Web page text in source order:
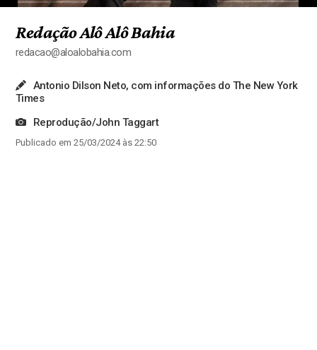
Redação Alô Alô Bahia
redacao@aloalobahia.com
Antonio Dilson Neto, com informações do The New York
Times
Reprodução/John Taggart
Publicado em 25/03/2024 às 22:50